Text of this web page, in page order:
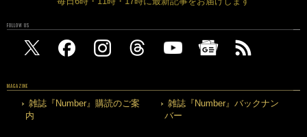
FOLLOW US
MAGAZINE
雑誌『Number』購読のご案
内
雑誌『Number』バックナン
バー